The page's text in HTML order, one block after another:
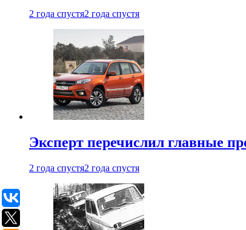
2 года спустя2 года спустя
Эксперт перечислил главные
2 года спустя2 года спустя